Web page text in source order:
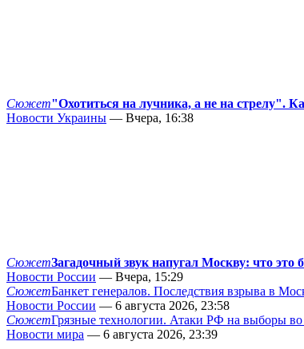
Сюжет"Охотиться на лучника, а не на стрелу".
Новости Украины — Вчера, 16:38
СюжетЗагадочный звук напугал Москву: что это
Новости России — Вчера, 15:29
СюжетБанкет генералов. Последствия взрыва в
Новости России — 6 августа 2026, 23:58
СюжетГрязные технологии. Атаки РФ на выборы
Новости мира — 6 августа 2026, 23:39